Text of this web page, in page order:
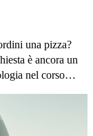
una pizza?
è ancora un
nel corso
[…]